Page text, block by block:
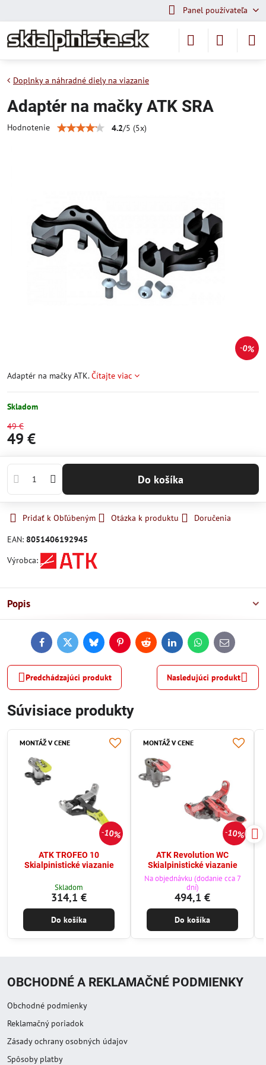
Panel používateľa
0%
Doplnky a náhradné diely na viazanie
Adaptér na mačky ATK SRA
Hodnotenie 4.2/5 (5x)
Adaptér na mačky ATK.Čítajte viac
Skladom
49 €
49 €
Do košíka
Pridať k Obľúbeným Otázka k produktu
Doručenia
EAN: 8051406192945
Výrobca:
Popis
FacebookTwitterBlueskyPinterestReddit LinkedInWhatsApp
E-
mail
Predchádzajúci produkt Nasledujúci produkt
Súvisiace produkty
10%
MONTÁŽ V CENE
ATK TROFEO 10
Skialpinistické viazanie
Skladom
314,1 €
Do košíka
10%
MONTÁŽ V CENE
ATK Revolution WC
Skialpinistické viazanie
Na objednávku (dodanie cca 7
dní)
494,1 €
Do košíka
OBCHODNÉ A REKLAMAČNÉ PODMIENKY
Obchodné podmienky
Reklamačný poriadok
Zásady ochrany osobných údajov
Spôsoby platby